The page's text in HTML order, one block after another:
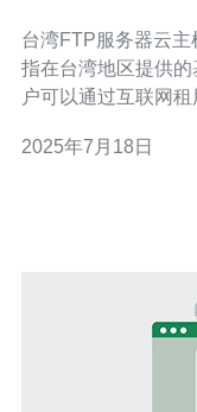
台湾FTP服务器云主机优势解析 台
指在台湾地区提供
户可以通过互联网
上传和下载文件。 1. 稳定性 台湾FTP服务器云主机通常采
2025年7月18日